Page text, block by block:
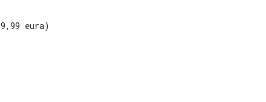
eura)